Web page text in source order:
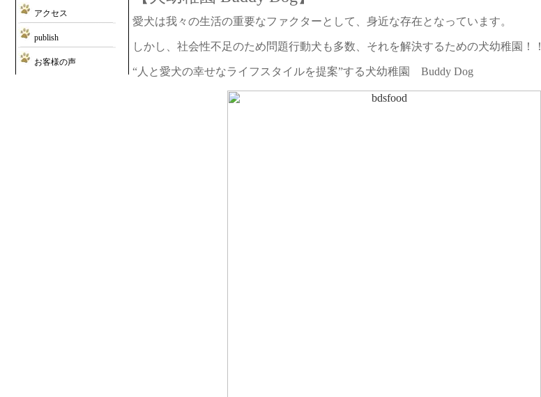
アクセス
publish
お客様の声
愛犬は我々の生活の重要なファクターとして、身近な存在となっています。
しかし、社会性不足のため問題行動犬も多数、それを解決するための犬幼稚園！！
“人と愛犬の幸せなライフスタイルを提案”する犬幼稚園 Buddy Dog